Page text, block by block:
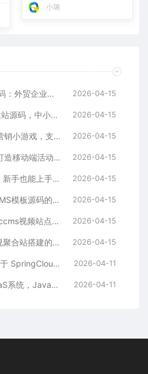
小璐
MetInfo米拓建站系统源码：外贸企业官网的高性价比之选，内置SEO省心落地 2026-04-15
摆脱技术焦虑：拖拽式建站源码，中小企业的数字化捷径 2026-04-15
凡科互动游戏源码，H5营销小游戏，支持自定义奖品与分享 2026-04-15
兔展H5页面源码解析：打造移动端活动邀请函与宣传页的利器 2026-04-15
织梦CMS模板源码详解：新手也能上手的DedeCMS二次开发与建站指南 2026-04-15
企业建站新选择：易优CMS模板源码的多语言与SEO优势 2026-04-15
苹果CMS模板源码，Maccms视频站点，影视资源站模板首选 2026-04-15
飞飞CMS模板源码：影视聚合站搭建的理想之选 2026-04-15
MallCloud 商城源码：基于 SpringCloud Alibaba 的高并发电商系统深度解析 2026-04-11
weiidt-saas开源电商SaaS系统，Java社区版，支持多租户与插件化扩展 2026-04-11